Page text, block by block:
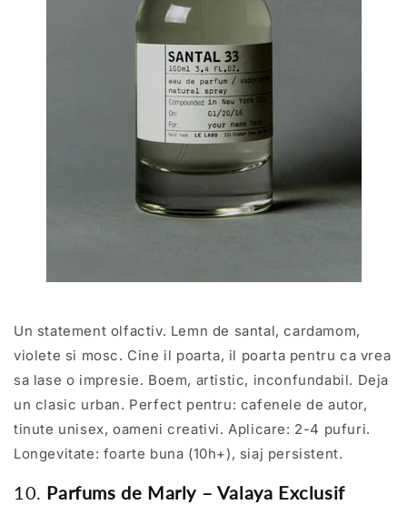
Un statement olfactiv. Lemn de santal, cardamom,
violete si mosc. Cine il poarta, il poarta pentru ca vrea
sa lase o impresie. Boem, artistic, inconfundabil. Deja
un clasic urban. Perfect pentru: cafenele de autor,
tinute unisex, oameni creativi. Aplicare: 2-4 pufuri.
Longevitate: foarte buna (10h+), siaj persistent.
10. Parfums de Marly – Valaya Exclusif